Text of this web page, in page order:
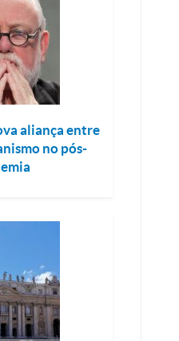
aliança entre
no pós-